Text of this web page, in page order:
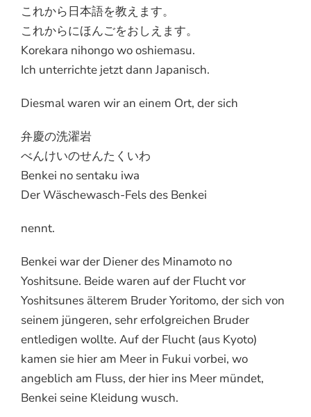
これから日本語を教えます。
これからにほんごをおしえます。
Korekara nihongo wo oshiemasu.
Ich unterrichte jetzt dann Japanisch.
Diesmal waren wir an einem Ort, der sich
弁慶の洗濯岩
べんけいのせんたくいわ
Benkei no sentaku iwa
Der Wäschewasch-Fels des Benkei
nennt.
Benkei war der Diener des Minamoto no
Yoshitsune. Beide waren auf der Flucht vor
Yoshitsunes älterem Bruder Yoritomo, der sich von
seinem jüngeren, sehr erfolgreichen Bruder
entledigen wollte. Auf der Flucht (aus Kyoto)
kamen sie hier am Meer in Fukui vorbei, wo
angeblich am Fluss, der hier ins Meer mündet,
Benkei seine Kleidung wusch.